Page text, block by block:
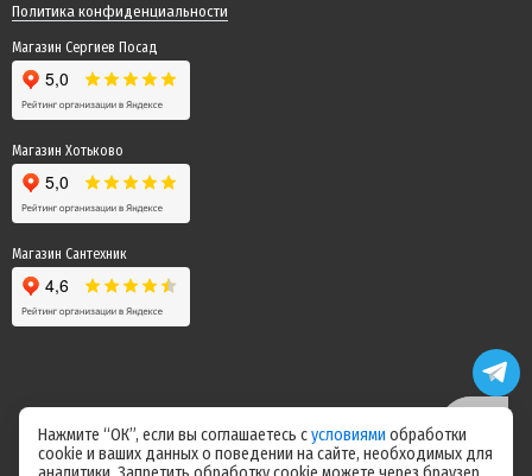
Политика конфиденциальности
Магазин Сергиев Посад
Магазин Хотьково
Магазин Сантехник
Цены на сайте не являются офертой! Актуальные цены уточняйте у
Нажмите “ОК”, если вы соглашаетесь сусловиями обработки
cookie и ваших данных о поведении на сайте, необходимых для